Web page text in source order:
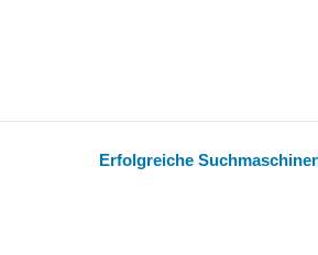
Erfolgreiche